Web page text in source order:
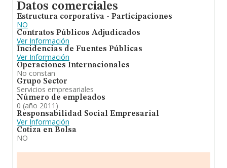
Datos comerciales
Estructura corporativa - Participaciones
NO
Contratos Públicos Adjudicados
Ver Información
Incidencias de Fuentes Públicas
Ver Información
Operaciones Internacionales
No constan
Grupo Sector
Servicios empresariales
Número de empleados
0 (año 2011)
Responsabilidad Social Empresarial
Ver Información
Cotiza en Bolsa
NO